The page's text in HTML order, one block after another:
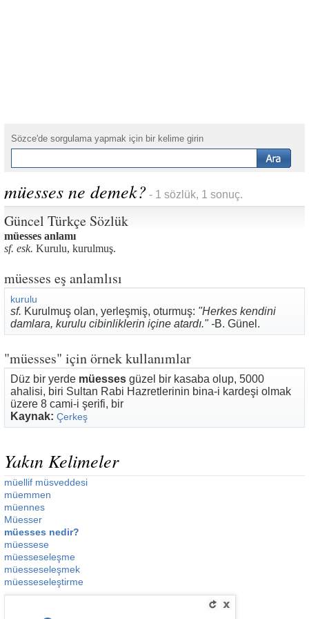
Sözce'de sorgulama yapmak için bir kelime girin
müesses ne demek? - 1 sözlük, 1 sonuç.
Güncel Türkçe Sözlük
müesses anlamı
sf. esk. Kurulu, kurulmuş.
müesses eş anlamlısı
kurulu
sf. Kurulmuş olan, yerleşmiş, oturmuş: "Herkes kendini
damlara, kurulu cibinliklerin içine atardı." -B. Günel.
"müesses" için örnek kullanımlar
Düz bir yerde müesses güzel bir kasaba olup, 5000
ahalisi, biri Sultan Rabi Hazretlerinin bina-i kardeşi olmak
üzere 8 cami-i şerifi, bir
Kaynak: Çerkeş
Yakın Kelimeler
müellif müsveddesi
müemmen
müennes
Müesser
müesses nedir?
müessese
müesseseleşme
müesseseleşmek
müesseseleştirme